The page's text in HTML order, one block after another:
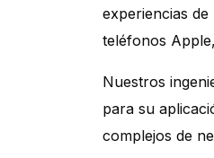
experiencias
teléfonos
Nuestros
para su
complejos de